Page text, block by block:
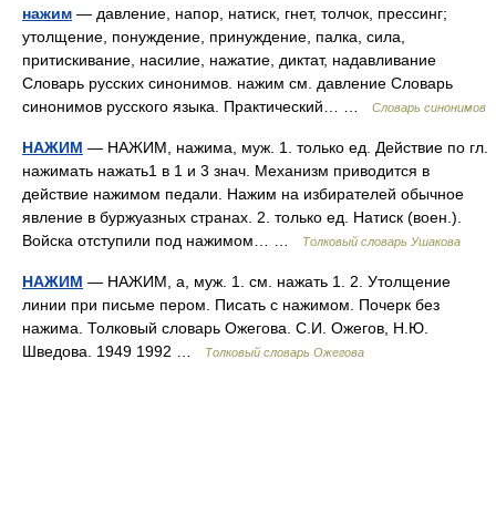
нажим — давление, напор, натиск, гнет, толчок, прессинг;
утолщение, понуждение, принуждение, палка, сила,
притискивание, насилие, нажатие, диктат, надавливание
Словарь русских синонимов. нажим см. давление Словарь
синонимов русского языка. Практический… …
Словарь синонимов
НАЖИМ — НАЖИМ, нажима, муж. 1. только ед. Действие по гл.
нажимать нажать1 в 1 и 3 знач. Механизм приводится в
действие нажимом педали. Нажим на избирателей обычное
явление в буржуазных странах. 2. только ед. Натиск (воен.).
Войска отступили под нажимом… …
Толковый словарь Ушакова
НАЖИМ — НАЖИМ, а, муж. 1. см. нажать 1. 2. Утолщение
линии при письме пером. Писать с нажимом. Почерк без
нажима. Толковый словарь Ожегова. С.И. Ожегов, Н.Ю.
Шведова. 1949 1992 …
Толковый словарь Ожегова